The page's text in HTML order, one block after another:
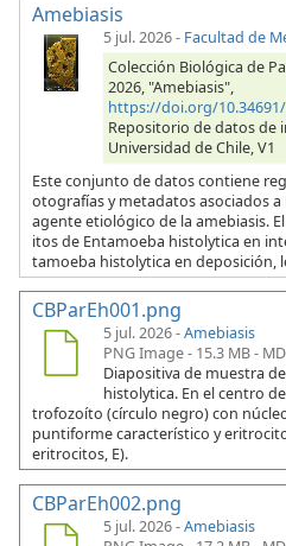
Amebiasis
5 jul. 2026- Facultad de
Colección Biológica de
2026, "Amebiasis",
https://doi.org/10.34691/
Repositorio de datos de
Universidad de Chile, V1
Este conjunto de datos contiene
otografías y metadatos asociados
agente etiológico de la amebiasis.
itos de Entamoeba histolytica en
tamoeba histolytica en deposición,
CBParEh001.png
5 jul. 2026 -Amebiasis
PNG Image - 15.3 MB -
Diapositiva de muestra
histolytica. En el centro
trofozoíto (círculo negro) con
puntiforme característico y
eritrocitos, E).
CBParEh002.png
5 jul. 2026 -Amebiasis